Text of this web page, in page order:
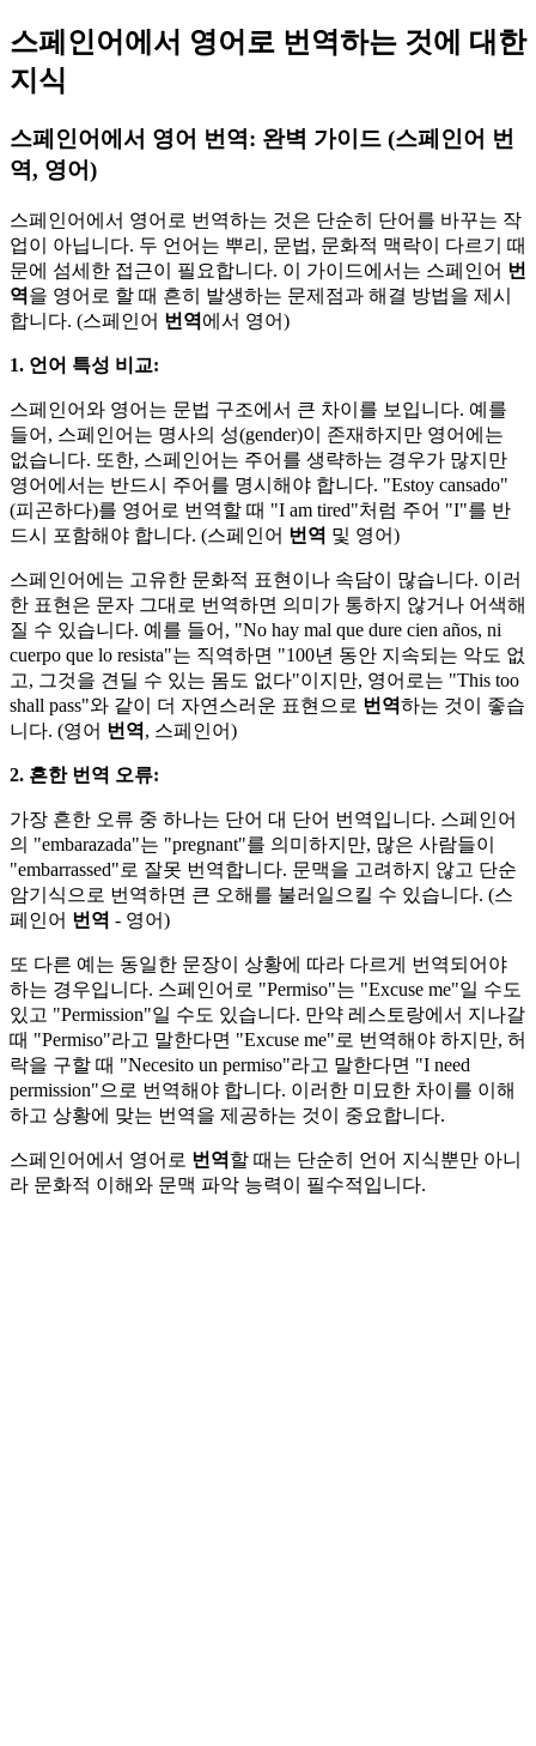
스페인어에서 영어로 번역하는 것에 대한
지식
스페인어에서 영어 번역: 완벽 가이드 (스페인어 번
역, 영어)
스페인어에서 영어로 번역하는 것은 단순히 단어를 바꾸는 작
업이 아닙니다. 두 언어는 뿌리, 문법, 문화적 맥락이 다르기 때
문에 섬세한 접근이 필요합니다. 이 가이드에서는 스페인어 번
역을 영어로 할 때 흔히 발생하는 문제점과 해결 방법을 제시
합니다. (스페인어 번역에서 영어)
1. 언어 특성 비교:
스페인어와 영어는 문법 구조에서 큰 차이를 보입니다. 예를
들어, 스페인어는 명사의 성(gender)이 존재하지만 영어에는
없습니다. 또한, 스페인어는 주어를 생략하는 경우가 많지만
영어에서는 반드시 주어를 명시해야 합니다. "Estoy cansado"
(피곤하다)를 영어로 번역할 때 "I am tired"처럼 주어 "I"를 반
드시 포함해야 합니다. (스페인어 번역 및 영어)
스페인어에는 고유한 문화적 표현이나 속담이 많습니다. 이러
한 표현은 문자 그대로 번역하면 의미가 통하지 않거나 어색해
질 수 있습니다. 예를 들어, "No hay mal que dure cien años, ni
cuerpo que lo resista"는 직역하면 "100년 동안 지속되는 악도 없
고, 그것을 견딜 수 있는 몸도 없다"이지만, 영어로는 "This too
shall pass"와 같이 더 자연스러운 표현으로 번역하는 것이 좋습
니다. (영어 번역, 스페인어)
2. 흔한 번역 오류:
가장 흔한 오류 중 하나는 단어 대 단어 번역입니다. 스페인어
의 "embarazada"는 "pregnant"를 의미하지만, 많은 사람들이
"embarrassed"로 잘못 번역합니다. 문맥을 고려하지 않고 단순
암기식으로 번역하면 큰 오해를 불러일으킬 수 있습니다. (스
페인어 번역 - 영어)
또 다른 예는 동일한 문장이 상황에 따라 다르게 번역되어야
하는 경우입니다. 스페인어로 "Permiso"는 "Excuse me"일 수도
있고 "Permission"일 수도 있습니다. 만약 레스토랑에서 지나갈
때 "Permiso"라고 말한다면 "Excuse me"로 번역해야 하지만, 허
락을 구할 때 "Necesito un permiso"라고 말한다면 "I need
permission"으로 번역해야 합니다. 이러한 미묘한 차이를 이해
하고 상황에 맞는 번역을 제공하는 것이 중요합니다.
스페인어에서 영어로 번역할 때는 단순히 언어 지식뿐만 아니
라 문화적 이해와 문맥 파악 능력이 필수적입니다.